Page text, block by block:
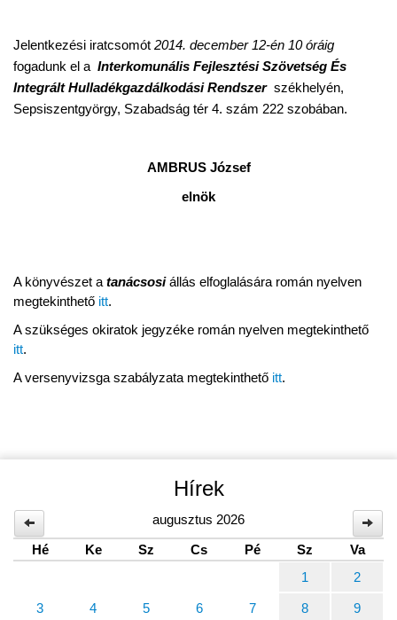
Jelentkezési iratcsomót 2014. december 12-én 10 óráig
fogadunk el a Interkomunális Fejlesztési Szövetség És
Integrált Hulladékgazdálkodási Rendszer székhelyén,
Sepsiszentgyörgy, Szabadság tér 4. szám 222 szobában.
AMBRUS József
elnök
A könyvészet a tanácsosiállás elfoglalására román nyelven
megtekinthető itt.
A szükséges okiratok jegyzéke román nyelven megtekinthető
itt.
A versenyvizsga szabályzata megtekinthető itt.
Hírek
augusztus 2026
Hé
Ke Sz Cs Pé Sz
Va
1
2
3 4 5 6 7 8 9